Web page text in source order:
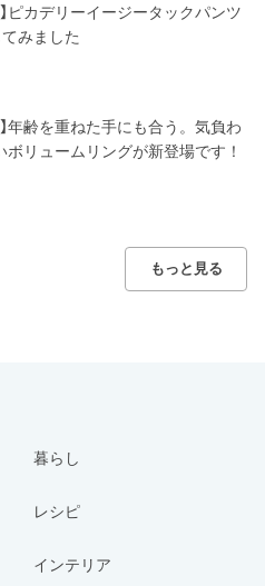
ピカデリーイージータックパンツ
みました
年齢を重ねた手にも合う。気負わ
ボリュームリングが新登場です！
もっと見る
暮らし
レシピ
インテリア